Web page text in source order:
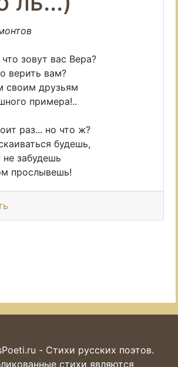
зовут вас Вера?
верить вам?
своим друзьям
примера!..
раз... но что ж?
будешь,
забудешь
прослывешь!
- Стихи русских поэтов.
стихи являются